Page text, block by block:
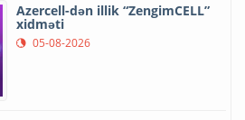
Azercell-dən illik “ZengimCELL”
xidməti
05-08-2026